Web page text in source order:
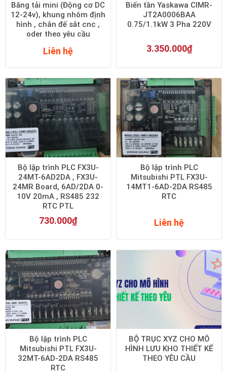
Băng tải mini (Động cơ DC
12-24v), khung nhôm định
hình , chân đế sắt cnc ,
oder theo yêu cầu
Liên hệ
Biến tần Yaskawa CIMR-
JT2A0006BAA
0.75/1.1kW 3 Pha 220V
3.350.000₫
Bộ lập trình PLC FX3U-
24MT-6AD2DA , FX3U-
24MR Board, 6AD/2DA 0-
10V 20mA , RS485 232
RTC PTL
730.000₫
Bộ lập trình PLC
Mitsubishi PTL FX3U-
14MT1-6AD-2DA RS485
RTC
Liên hệ
Bộ lập trình PLC
Mitsubishi PTL FX3U-
32MT-6AD-2DA RS485
RTC
BỘ TRỤC XYZ CHO MÔ
HÌNH LƯU KHO THIẾT KẾ
THEO YÊU CẦU